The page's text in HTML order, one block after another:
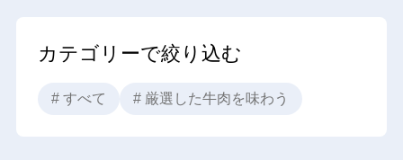
カテゴリーで絞り込む
# すべて # 厳選した牛肉を味わう